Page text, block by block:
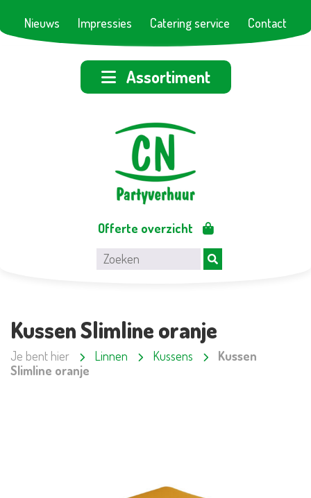
Nieuws Impressies Catering service Contact
Assortiment
Offerte overzicht
Kussen Slimline oranje
Je bent hier Linnen Kussens
Kussen
Slimline oranje